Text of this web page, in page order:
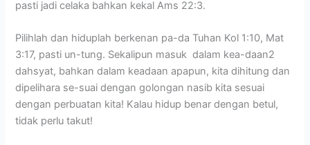
pasti jadi celaka bahkan kekal Ams 22:3.
Pilihlah dan hiduplah berkenan pa-da Tuhan Kol 1:10, Mat
3:17, pasti un-tung. Sekalipun masuk dalam kea-daan2
dahsyat, bahkan dalam keadaan apapun, kita dihitung dan
dipelihara se-suai dengan golongan nasib kita sesuai
dengan perbuatan kita! Kalau hidup benar dengan betul,
tidak perlu takut!